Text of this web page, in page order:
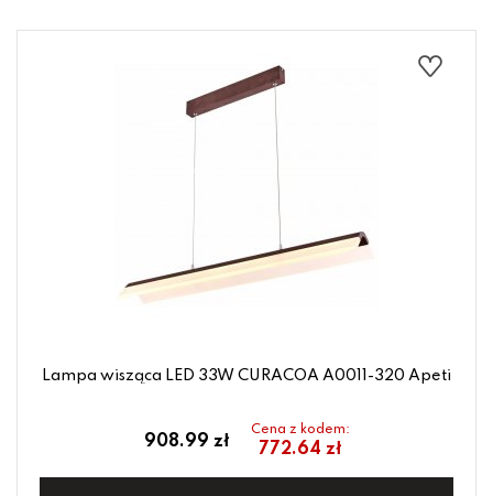
Lampa wisząca LED 33W CURACOA A0011-320 Apeti
908.99 zł
Cena z kodem:
772.64 zł